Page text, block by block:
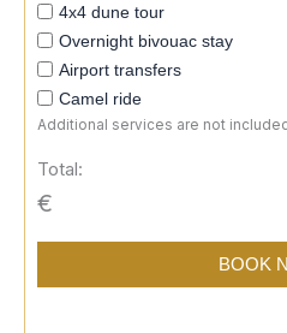
4x4 dune tour
Overnight bivouac stay
Airport transfers
Camel ride
Additional services are not
Total:
€
BOOK